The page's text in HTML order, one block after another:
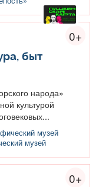
0+
быт
народа»
культурой
музей
музей
0+